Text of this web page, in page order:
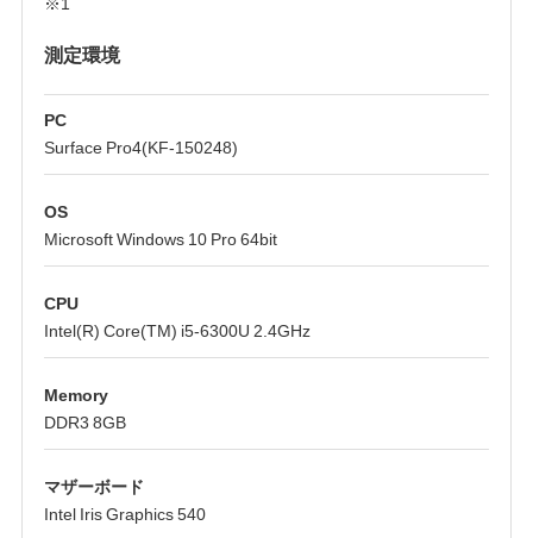
測定環境
PC
Surface Pro4(KF-150248)
OS
Microsoft Windows 10 Pro 64bit
CPU
Intel(R) Core(TM) i5-6300U 2.4GHz
Memory
DDR3 8GB
マザーボード
Intel Iris Graphics 540